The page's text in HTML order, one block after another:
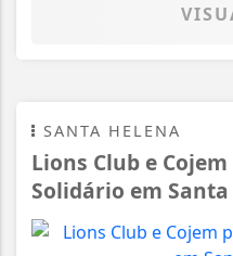
SANTA HELENA
Lions Club e
Solidário em